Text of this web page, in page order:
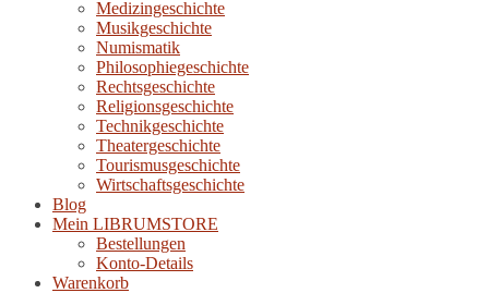
Medizingeschichte
Musikgeschichte
Numismatik
Philosophiegeschichte
Rechtsgeschichte
Religionsgeschichte
Technikgeschichte
Theatergeschichte
Tourismusgeschichte
Wirtschaftsgeschichte
Blog
Mein LIBRUMSTORE
Bestellungen
Konto-Details
Warenkorb